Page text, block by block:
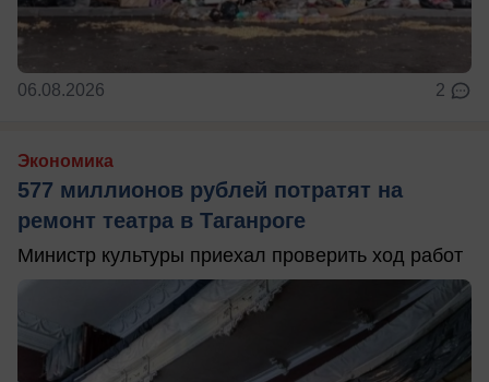
06.08.2026 2
Экономика
577 миллионов рублей потратят на
ремонт театра в Таганроге
Министр культуры приехал проверить ход работ